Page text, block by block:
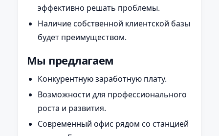
эффективно решать проблемы.
Наличие собственной клиентской базы
будет преимуществом.
Мы предлагаем
Конкурентную заработную плату.
Возможности для профессионального
роста и развития.
Современный офис рядом со станцией